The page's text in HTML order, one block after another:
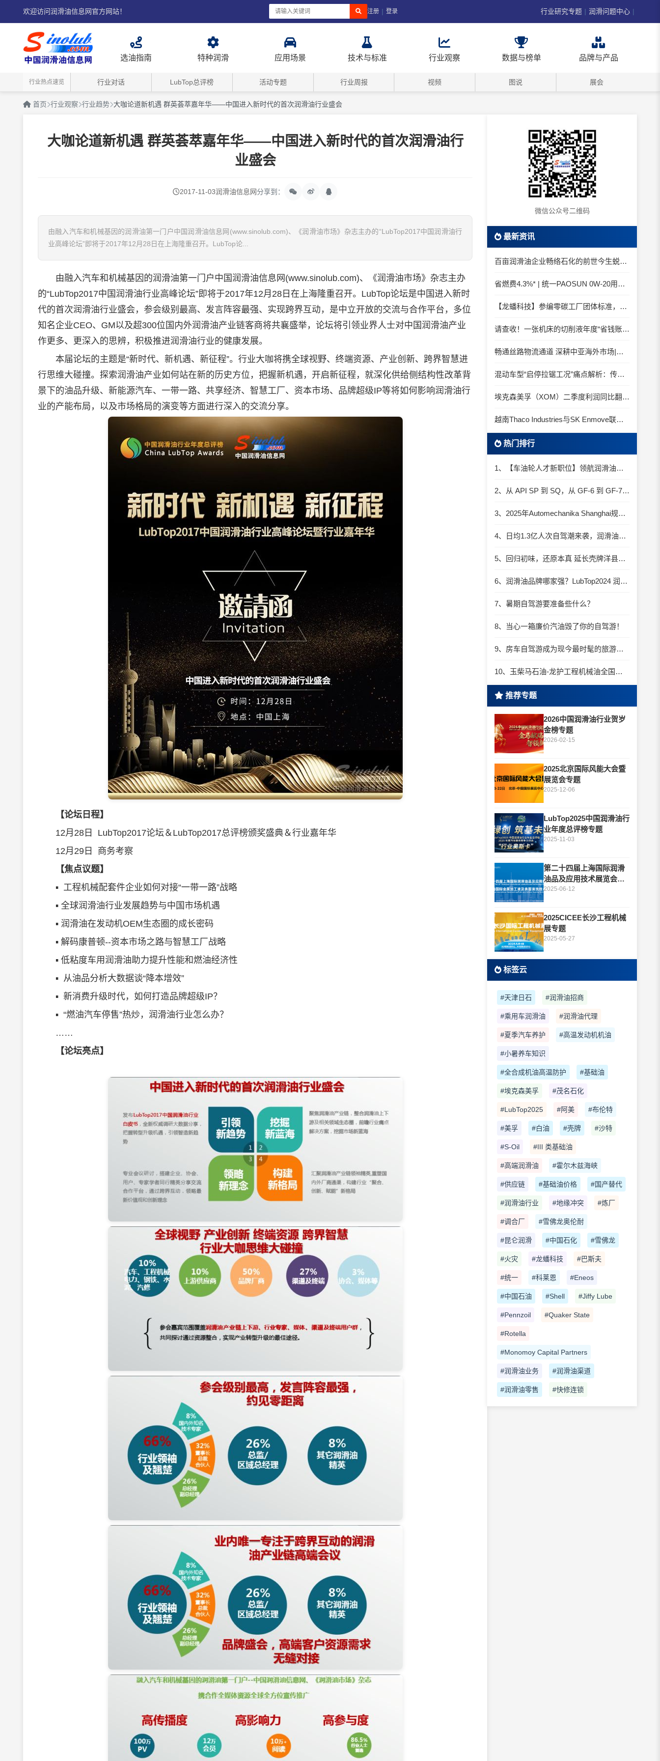
欢迎访问润滑油信息网官方网站！ 注册 | 登录 行业研究专题 | 润滑问题中心 |
选油指南 特种润滑 应用场景 技术与标准 行业观察 数据与榜单 品牌与产品
行业热点速览 行业对话 LubTop总评榜 活动专题 行业周报 视频 图说 展会
首页 行业观察 行业趋势 大咖论道新机遇 群英荟萃嘉年华——中国进入新时代的首次润滑油行业盛会
大咖论道新机遇 群英荟萃嘉年华——中国进入新时代的首次润滑油行
业盛会
2017-11-03润滑油信息网分享到：
由融入汽车和机械基因的润滑油第一门户中国润滑油信息网(www.sinolub.com)、《润滑油市场》杂志主办的“LubTop2017中国润滑油行
业高峰论坛”即将于2017年12月28日在上海隆重召开。LubTop论...
由融入汽车和机械基因的润滑油第一门户中国 润滑油信息网(www.sinolub.com)、《润滑油市场》杂志主办
的“LubTop2017中国 润滑油行业高峰论坛”即将于2017年12月28日在上海隆重召开。LubTop论坛是中国进入新时
代的首次润滑油行业盛会，参会级别最高、发言阵容最强、实现跨界互动，是中立开放的交流与合作平台，多位
知名企业CEO、GM以及超300位国内外润滑油产业链客商将共襄盛举，论坛将引领业界人士对中国润滑油产业
作更多、更深入的思辨，积极推进润滑油行业的健康发展。
本届论坛的主题是“新时代、新机遇、新征程”。行业大咖将携全球视野、终端资源、产业创新、跨界智慧进
行思维大碰撞。探索润滑油产业如何站在新的历史方位，把握新机遇，开启新征程，就深化供给侧结构性改革背
景下的油品升级、新能源汽车、一带一路、共享经济、智慧工厂、资本市场、品牌超级IP等将如何影响润滑油行
业的产能布局，以及市场格局的演变等方面进行深入的交流分享。
【论坛日程】
12月28日 LubTop2017论坛＆LubTop2017总评榜颁奖盛典＆行业嘉年华
12月29日 商务考察
【焦点议题】
▪ 工程机械配套件企业如何对接“一带一路”战略
▪ 全球润滑油行业发展趋势与中国市场机遇
▪ 润滑油在发动机OEM生态圈的成长密码
▪ 解码康普顿--资本市场之路与智慧工厂战略
▪ 低粘度车用润滑油助力提升性能和燃油经济性
▪ 从油品分析大数据谈“降本增效”
▪ 新消费升级时代，如何打造品牌超级IP？
▪ “燃油汽车停售”热炒，润滑油行业怎么办？
……
【论坛亮点】
微信公众号二维码
最新资讯
百亩润滑油企业畅络石化的前世今生蜕变之路
省燃费4.3%* | 统一PAOSUN 0W-20用认证和标准说话
【龙蟠科技】参编零碳工厂团体标准，龙蟠科技以绿色智造锚定零碳未来
请查收！一张机床的切削液年度“省钱账单”
畅通丝路物流通道 深耕中亚海外市场|中国石化SINOPEC润滑油北京-阿拉木图图定班列顺利抵达
混动车型“启停拉锯工况”痛点解析：传统机油为何频繁出现油泥堆积？
埃克森美孚（XOM）二季度利润同比翻倍 创2022年以来新高
越南Thaco Industries与SK Enmove联手合作润滑油
热门排行
1、【车油轮人才新职位】领航润滑油优质职位招聘
2、从 API SP 到 SQ，从 GF-6 到 GF-7：润滑油技术壁垒再升高，你准备好了吗？
3、2025年Automechanika Shanghai规模再度扩大：首次启用国家会展中心（上海）全部15个展馆
4、日均1.3亿人次自驾潮来袭，润滑油行业解锁增长新密码​
5、回归初味，还原本真 延长壳牌洋县踏春自驾游
6、润滑油品牌哪家强？LubTop2024 润滑油总评榜荣耀张榜
7、暑期自驾游要准备些什么？
8、当心一箱廉价汽油毁了你的自驾游！
9、房车自驾游成为现今最时髦的旅游方式
10、玉柴马石油-龙护工程机械油全国招商丨卓越的品质，专业的品牌！
推荐专题
2026中国润滑油行业贺岁
金榜专题
2026-02-15
2025北京国际风能大会暨
展览会专题
2025-12-06
LubTop2025中国润滑油行
业年度总评榜专题
2025-11-03
第二十四届上海国际润滑
油品及应用技术展览会专
题
2025-06-12
2025CICEE长沙工程机械
展专题
2025-05-27
标签云
#天津日石 #润滑油招商
#乘用车润滑油 #润滑油代理
#夏季汽车养护 #高温发动机机油
#小暑养车知识
#全合成机油高温防护 #基础油
#埃克森美孚 #茂名石化
#LubTop2025 #阿美 #布伦特
#美孚 #白油 #壳牌 #沙特
#S-Oil #III 类基础油
#高端润滑油 #霍尔木兹海峡
#供应链 #基础油价格 #国产替代
#润滑油行业 #地缘冲突 #炼厂
#调合厂 #雪佛龙奥伦耐
#昆仑润滑 #中国石化 #雪佛龙
#火灾 #龙蟠科技 #巴斯夫
#统一 #科莱恩 #Eneos
#中国石油 #Shell #Jiffy Lube
#Pennzoil #Quaker State
#Rotella
#Monomoy Capital Partners
#润滑油业务 #润滑油渠道
#润滑油零售 #快修连锁